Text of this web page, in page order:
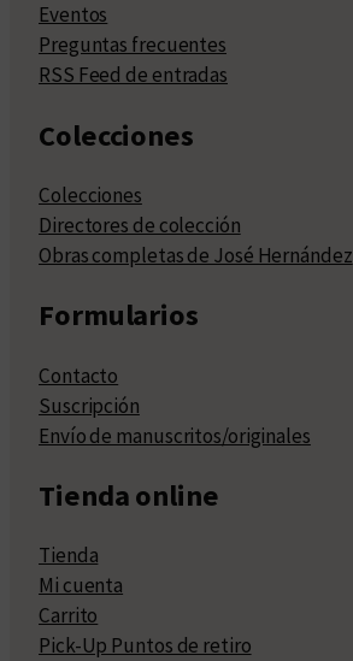
Eventos
Preguntas frecuentes
RSS Feed de entradas
Colecciones
Colecciones
Directores de colección
Obras completas de José Hernández
Formularios
Contacto
Suscripción
Envío de manuscritos/originales
Tienda online
Tienda
Mi cuenta
Carrito
Pick-Up Puntos de retiro